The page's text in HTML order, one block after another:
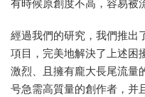
有時候原創度不高，容易被
經過我們的研究，我們推出
項目，完美地解決了上述困
激烈、且擁有龐大長尾流量
号急需高質量的創作者，并